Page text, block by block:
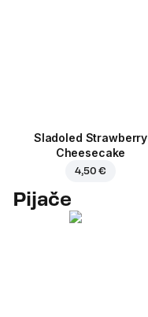
Sladoled Strawberry
Cheesecake
4,50 €
Pijače